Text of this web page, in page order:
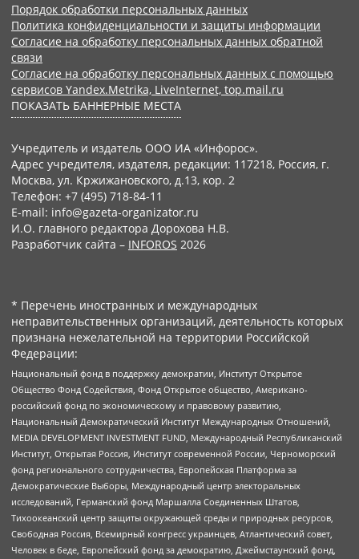
Порядок обработки персональных данных
Политика конфиденциальности и защиты информации
Согласие на обработку персональных данных обратной
связи
Согласие на обработку персональных данных с помощью
сервисов Yandex.Metrika, LiveInternet, top.mail.ru
ПОКАЗАТЬ БАННЕРНЫЕ МЕСТА
Учредитель и издатель ООО ИА «Инфорос».
Адрес учредителя, издателя, редакции: 117218, Россия, г.
Москва, ул. Кржижановского, д.13, кор. 2
Телефон: +7 (495) 718-84-11
E-mail: info@gazeta-organizator.ru
И.О. главного редактора Дорохова Н.В.
Разработчик сайта – INFOROS 2026
* Перечень иностранных и международных
неправительственных организаций, деятельность которых
признана нежелательной на территории Российской
Федерации:
Национальный фонд в поддержку демократии, Институт Открытое
Общество Фонд Содействия, Фонд Открытое общество, Американо-
российский фонд по экономическому и правовому развитию,
Национальный Демократический Институт Международных Отношений,
MEDIA DEVELOPMENT INVESTMENT FUND, Международный Республиканский
Институт, Открытая Россия, Институт современной России, Черноморский
фонд регионального сотрудничества, Европейская Платформа за
Демократические Выборы, Международный центр электоральных
исследований, Германский фонд Маршалла Соединенных Штатов,
Тихоокеанский центр защиты окружающей среды и природных ресурсов,
Свободная Россия, Всемирный конгресс украинцев, Атлантический совет,
Человек в беде, Европейский фонд за демократию, Джеймстаунский фонд,